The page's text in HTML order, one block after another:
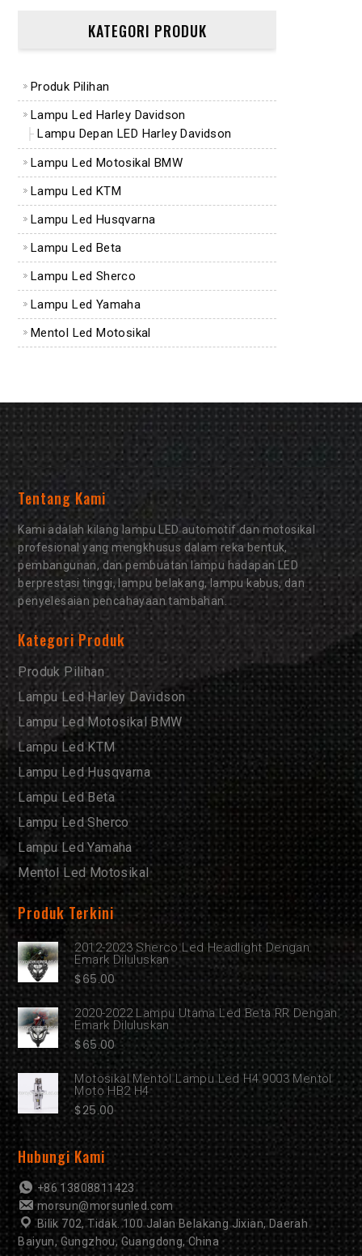
KATEGORI PRODUK
Produk Pilihan
Lampu Led Harley Davidson
Lampu Depan LED Harley Davidson
Lampu Led Motosikal BMW
Lampu Led KTM
Lampu Led Husqvarna
Lampu Led Beta
Lampu Led Sherco
Lampu Led Yamaha
Mentol Led Motosikal
Tentang Kami
Kami adalah kilang lampu LED automotif dan motosikal
profesional yang mengkhusus dalam reka bentuk,
pembangunan, dan pembuatan lampu hadapan LED
berprestasi tinggi, lampu belakang, lampu kabus, dan
penyelesaian pencahayaan tambahan.
Kategori Produk
Produk Pilihan
Lampu Led Harley Davidson
Lampu Led Motosikal BMW
Lampu Led KTM
Lampu Led Husqvarna
Lampu Led Beta
Lampu Led Sherco
Lampu Led Yamaha
Mentol Led Motosikal
Produk Terkini
2012-2023 Sherco Led Headlight Dengan
Emark Diluluskan
$65.00
2020-2022 Lampu Utama Led Beta RR Dengan
Emark Diluluskan
$65.00
Motosikal Mentol Lampu Led H4 9003 Mentol
Moto HB2 H4
$25.00
Hubungi Kami
+86 13808811423
morsun@morsunled.com
Bilik 702, Tidak. 100 Jalan Belakang Jixian, Daerah
Baiyun, Gungzhou, Guangdong, China